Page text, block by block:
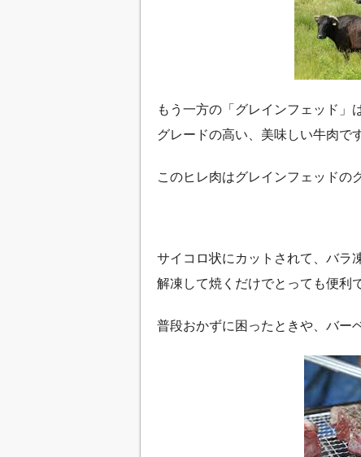
もう一方の「グレインフェッド」
グレードの高い、美味しい牛肉です
このヒレ肉はグレインフェッドの
サイコロ状にカットされて、バラ
解凍して焼くだけでとっても便利
普段おかずに困ったときや、バー